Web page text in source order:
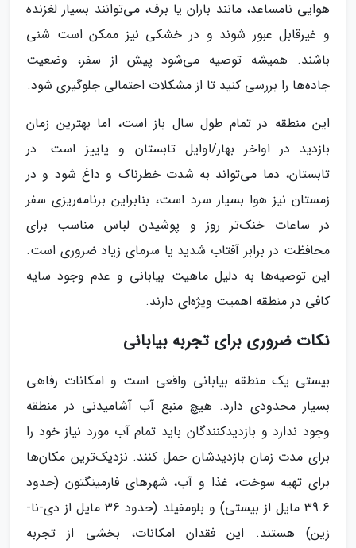
هوایی نامساعد، مانند باران یا برف، می‌توانند بسیار لغزنده
و غیرقابل عبور شوند و در خشکی نیز ممکن است شنی
باشند. همیشه توصیه می‌شود پیش از سفر، وضعیت
جاده‌ها را بررسی کنید تا از مشکلات احتمالی جلوگیری شود.
این منطقه در تمام طول سال باز است، اما بهترین زمان
بازدید در اواخر بهار/اوایل تابستان و پاییز است. در
تابستان، دما می‌تواند به شدت خطرناک و داغ شود و در
زمستان نیز هوا بسیار سرد است، بنابراین برنامه‌ریزی سفر
در ساعات خنک‌تر روز و پوشیدن لباس مناسب برای
محافظت در برابر آفتاب شدید یا سرمای زیاد ضروری است.
این توصیه‌ها به دلیل ماهیت بیابانی و عدم وجود سایه
کافی در منطقه اهمیت ویژه‌ای دارند.
نکات ضروری برای تجربه بیابانی
بیستی یک منطقه بیابانی واقعی است و امکانات رفاهی
بسیار محدودی دارد. هیچ منبع آب آشامیدنی در منطقه
وجود ندارد و بازدیدکنندگان باید تمام آب مورد نیاز خود را
برای مدت زمان بازدیدشان حمل کنند. نزدیک‌ترین مکان‌ها
برای تهیه سوخت، غذا و آب، شهرهای فارمینگتون (حدود
39.6 مایل از بیستی) و بلومفیلد (حدود 36 مایل از دی-نا-
زین) هستند. این فقدان امکانات، بخشی از تجربه